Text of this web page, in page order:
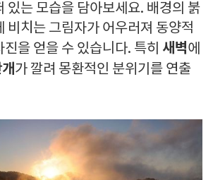
있는 모습을 담아보세요. 배경의 붉
비치는 그림자가 어우러져 동양적
을 얻을 수 있습니다. 특히 새벽에
가 깔려 몽환적인 분위기를 연출